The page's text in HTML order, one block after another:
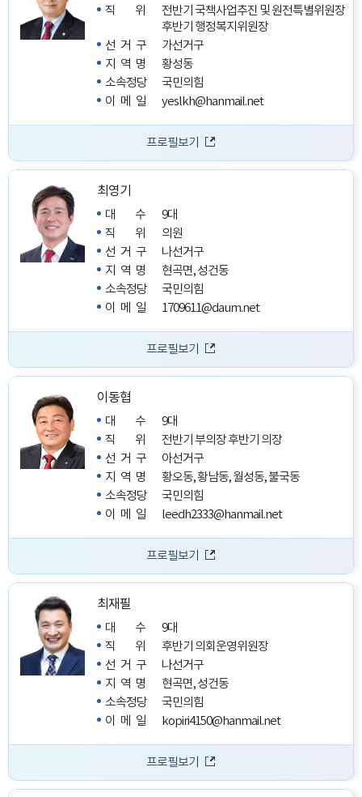
직위전반기 국책사업추진 및 원전특별위원장
후반기 행정복지위원장
선거구
가선거구
지역명
황성동
소속정당
국민의힘
이메일
yeslkh@hanmail.net
프로필보기
최영기
대수9대
직위의원
선거구
나선거구
지역명
현곡면, 성건동
소속정당
국민의힘
이메일
1709611@daum.net
프로필보기
이동협
대수9대
직위전반기 부의장후반기 의장
선거구
아선거구
지역명
황오동, 황남동, 월성동, 불국동
소속정당
국민의힘
이메일
leedh2333@hanmail.net
프로필보기
최재필
대수9대
직위후반기 의회운영위원장
선거구
나선거구
지역명
현곡면, 성건동
소속정당
국민의힘
이메일
kopiri4150@hanmail.net
프로필보기